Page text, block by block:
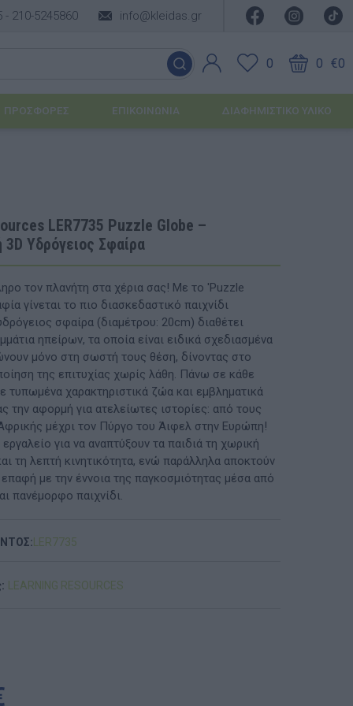
- 210-5245860 info@kleidas.gr
0 0 €0
Ιδέες για τις Απόκριες
Ιδέες για το Πάσχα
Καλοκαιρινές Επιλογές
ΙΔΈΕΣ ΓΙΑ ΒΆΠΤΙΣΗ
ΠΡΟΤΆΣΕΙΣ ΈΩΣ 20€
ΑΝΑΜΝΗΣΤΙΚΆ ΚΑΙ ΒΙΒΛΊΑ/ΈΝΤΥΠΑ ΣΧΟΛΙΚΏΝ
ΕΠΙΤΡΟΠΏΝ & ΣΧΟΛΙΚΏΝ ΜΟΝΆΔΩΝ
Έντυπα-Βιβλία Παιδικών Σταθμων
Έντυπα-Βιβλία Νηπιαγωγείων
Έντυπα-Βιβλία Δημοτικών
ΠΡΟΣΦΟΡΈΣ ΕΠΙΚΟΙΝΩΝΊΑ ΔΙΑΦΗΜΙΣΤΙΚΟ ΥΛΙΚΟ
LER7735 Puzzle Globe –
3D Υδρόγειος Σφαίρα
τον πλανήτη στα χέρια σας! Με το 'Puzzle
γίνεται το πιο διασκεδαστικό παιχνίδι
σφαίρα (διαμέτρου: 20cm) διαθέτει
ηπείρων, τα οποία είναι ειδικά σχεδιασμένα
μόνο στη σωστή τους θέση, δίνοντας στο
της επιτυχίας χωρίς λάθη. Πάνω σε κάθε
τυπωμένα χαρακτηριστικά ζώα και εμβληματικά
την αφορμή για ατελείωτες ιστορίες: από τους
μέχρι τον Πύργο του Άιφελ στην Ευρώπη!
εργαλείο για να αναπτύξουν τα παιδιά τη χωρική
τη λεπτή κινητικότητα, ενώ παράλληλα αποκτούν
με την έννοια της παγκοσμιότητας μέσα από
πανέμορφο παιχνίδι.
LΕR7735
LEARNING RESOURCES